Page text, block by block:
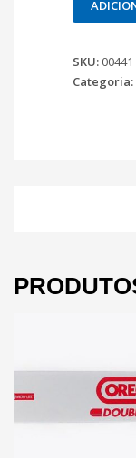
SKU: 00441
Categoria: